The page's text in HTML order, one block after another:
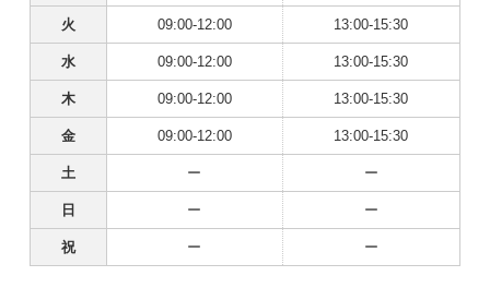
火 09:00-12:00 13:00-15:30
水 09:00-12:00 13:00-15:30
木 09:00-12:00 13:00-15:30
金 09:00-12:00 13:00-15:30
土 ー ー
日 ー ー
祝 ー ー